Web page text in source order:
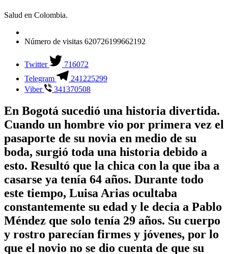
Salud en Colombia.
Número de visitas 620726199662192
Twitter
716072
Telegram
241225299
Viber
341370508
En Bogotá sucedió una historia divertida.
Cuando un hombre vio por primera vez el
pasaporte de su novia en medio de su
boda, surgió toda una historia debido a
esto. Resultó que la chica con la que iba a
casarse ya tenía 64 años. Durante todo
este tiempo, Luisa Arias ocultaba
constantemente su edad y le decia a Pablo
Méndez que solo tenía 29 años. Su cuerpo
y rostro parecían firmes y jóvenes, por lo
que el novio no se dio cuenta de que su